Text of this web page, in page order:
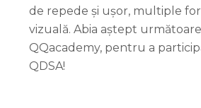
de repede și ușor, multiple
vizuală. Abia aștept
QQacademy, pentru a
QDSA!